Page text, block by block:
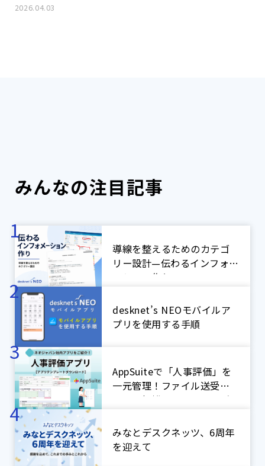
2026.04.03
みんなの注目記事
導線を整えるためのカテゴ
リー設計—伝わるインフォメ
ーション作り
desknet’s NEOモバイルア
プリを使用する手順
AppSuiteで「人事評価」を
一元管理！ファイル送受信
による煩雑なやり取りをゼ
アプリ紹介】
みなとデスクネッツ、6周年
を迎えて